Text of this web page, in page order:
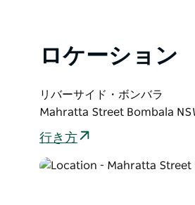
ロケーション
リバーサイド・ボンバラ
Mahratta Street Bombala
行き方